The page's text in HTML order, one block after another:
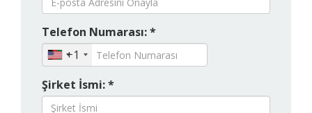
Telefon Numarası: *
+1
Şirket İsmi: *